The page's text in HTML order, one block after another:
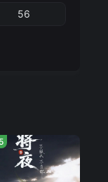
56